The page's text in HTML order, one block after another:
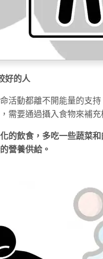
的人
活動都離不開能量的支
需要通過攝入食物來補充
的飲食，多吃一些蔬菜
營養供給。